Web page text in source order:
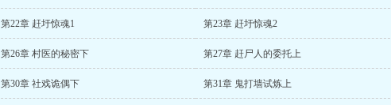
第22章 赶圩惊魂1 第23章 赶圩惊魂2
第26章 村医的秘密下 第27章 赶尸人的委托上
第30章 社戏诡偶下 第31章 鬼打墙试炼上